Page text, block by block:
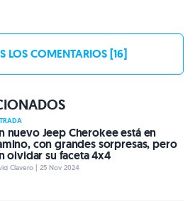
LOS COMENTARIOS [16]
nuevo Jeep Cherokee está en
con grandes sorpresas, pero
olvidar su faceta 4x4
Clavero | 25 Nov 2024